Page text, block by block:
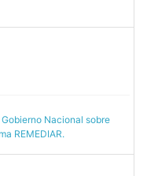
Nacional sobre
REMEDIAR.